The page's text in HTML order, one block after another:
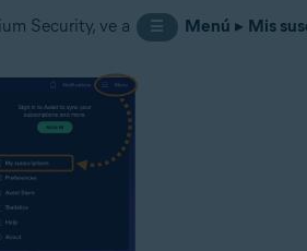
Security, ve a ☰ Menú ▸ Mis